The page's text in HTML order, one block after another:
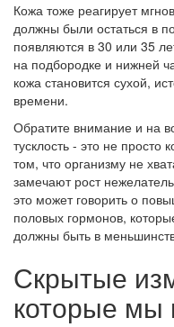
Кожа тоже реагирует
должны были остаться в
появляются в 30 или 35
на подбородке и нижней
кожа становится сухой,
времени.
Обратите внимание и на
тусклость - это не просто
том, что организму не
замечают рост
это может говорить о
половых гормонов,
должны быть в
Скрытые
которые мы